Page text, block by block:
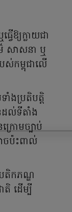
ឱ្យក្លាយជា
សាសនា ឬ
ស់កម្ពុជាលើ
ាំងប្រតិបត្តិ
ដល់ទីតាំង
រោមច្បាប់
ចប៉ះពាល់
េតិកភណ្ឌ
តិ ដើម្បី